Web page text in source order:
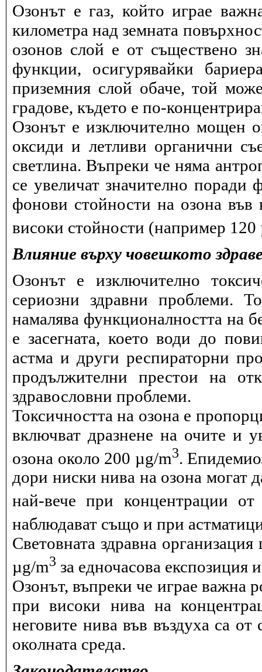
Озонът е газ, който играе
километра над земната
озонов слой е от съществено
функции, осигурявайки
приземния слой обаче, той
градове, където е по-
Озонът е изключително мощен
оксиди и летливи органични
светлина. Въпреки че няма
се увеличат значително
фонови стойности на озона
високи стойности (например 120
Влияние върху човешкото
Озонът е изключително
сериозни здравни проблеми.
намалява функционалността на
е засегната, което води до
астма и други респираторни
продължителни престои на
здравословни проблеми.
Токсичността на озона е
включват дразнене на очите и
озона около 200 µg/m3.
дори ниски нива на озона могат
най-вече при концентрации
наблюдават също и при
Световната здравна
µg/m3 за едночасова експозиция
Озонът, въпреки че играе важна
при високи нива на
неговите нива във въздуха са от
околната среда.